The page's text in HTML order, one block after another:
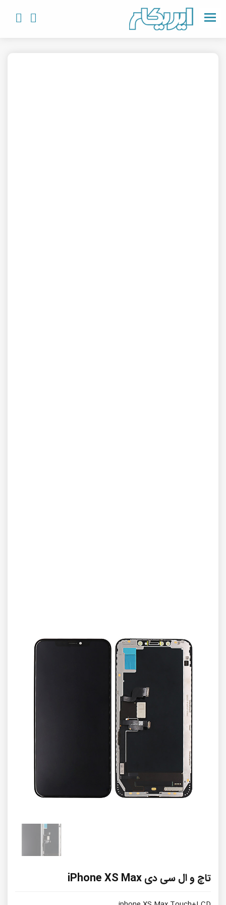
تاچ و ال سی دی iPhone XS Max